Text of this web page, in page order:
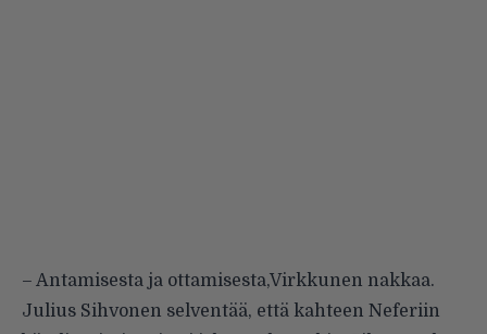
– Antamisesta ja ottamisesta,Virkkunen nakkaa.
Julius Sihvonen selventää, että kahteen Neferiin